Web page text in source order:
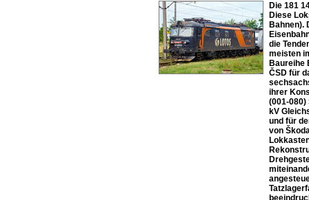
Die 181
Diese
Bahnen).
die
meisten
Baureihe
ČSD für
ihrer
(001-080)
kV
und für
von